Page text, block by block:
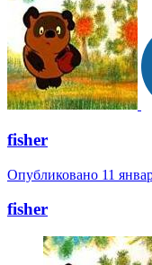
fisher
Опубликовано 11
fisher